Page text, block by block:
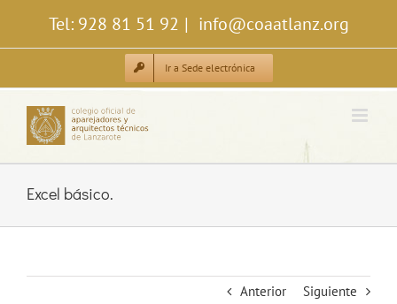
contenido
Tel: 928 81 51 92 | info@coaatlanz.org
Ir a Sede electrónica
Excel básico.
Anterior Siguiente